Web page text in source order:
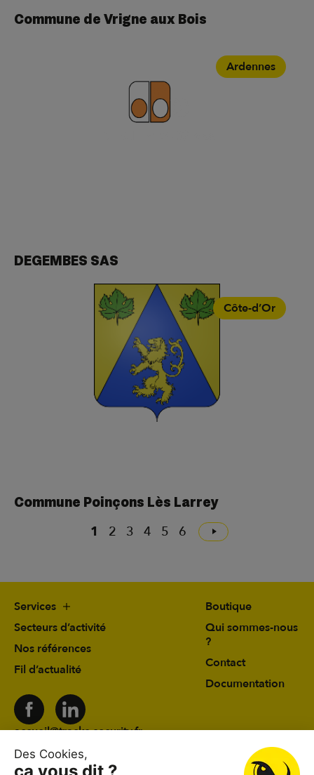
Commune de Vrigne aux Bois
Ardennes
DEGEMBES SAS
Côte-d’Or
Commune Poinçons Lès Larrey
1 2 3 4 5 6
Services
Secteurs d’activité
Nos références
Fil d’actualité
Boutique
Qui sommes-nous
?
Contact
Documentation
accueil@tracks-security.fr
03 24 59 78 19